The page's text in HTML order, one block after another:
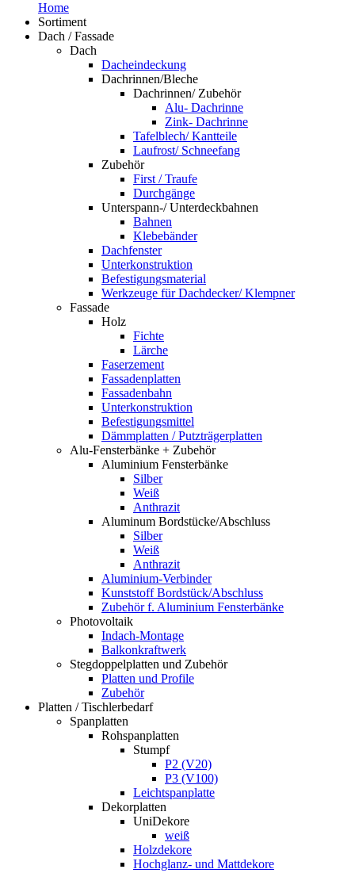
Home
Sortiment
Dach / Fassade
Dach
Dacheindeckung
Dachrinnen/Bleche
Dachrinnen/ Zubehör
Alu- Dachrinne
Zink- Dachrinne
Tafelblech/ Kantteile
Laufrost/ Schneefang
Zubehör
First / Traufe
Durchgänge
Unterspann-/ Unterdeckbahnen
Bahnen
Klebebänder
Dachfenster
Unterkonstruktion
Befestigungsmaterial
Werkzeuge für Dachdecker/ Klempner
Fassade
Holz
Fichte
Lärche
Faserzement
Fassadenplatten
Fassadenbahn
Unterkonstruktion
Befestigungsmittel
Dämmplatten / Putzträgerplatten
Alu-Fensterbänke + Zubehör
Aluminium Fensterbänke
Silber
Weiß
Anthrazit
Aluminum Bordstücke/Abschluss
Silber
Weiß
Anthrazit
Aluminium-Verbinder
Kunststoff Bordstück/Abschluss
Zubehör f. Aluminium Fensterbänke
Photovoltaik
Indach-Montage
Balkonkraftwerk
Stegdoppelplatten und Zubehör
Platten und Profile
Zubehör
Platten / Tischlerbedarf
Spanplatten
Rohspanplatten
Stumpf
P2 (V20)
P3 (V100)
Leichtspanplatte
Dekorplatten
UniDekore
weiß
Holzdekore
Hochglanz- und Mattdekore